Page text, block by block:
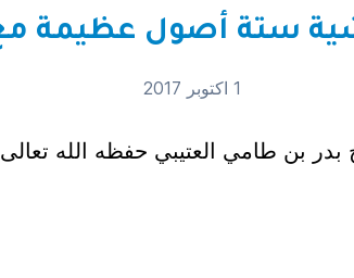
1 اكتوبر 2017
بن طامي العتيبي حفظه الله تعالى